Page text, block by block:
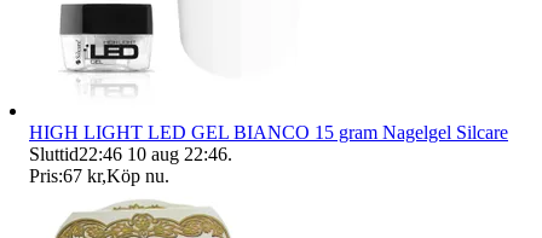
HIGH LIGHT LED GEL BIANCO 15 gram Nagelgel Silcare
Sluttid22:46 10 aug 22:46.
Pris:67 kr,Köp nu.